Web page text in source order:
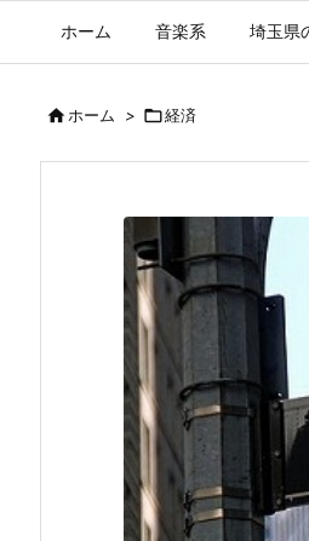
ホーム 音楽系 埼玉県
ホーム > 経済